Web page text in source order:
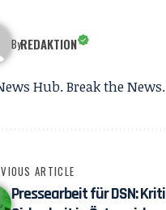
ByREDAKTION
Hub. Break the News.
ARTICLE
Pressearbeit für DSN: